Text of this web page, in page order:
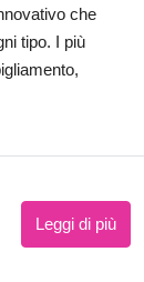
che
tipo. I più
Leggi di più